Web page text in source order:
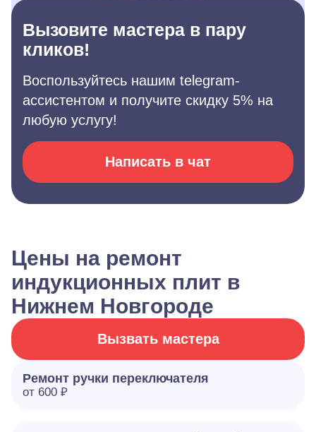
Вызовите мастера в пару
кликов!
Воспользуйтесь нашим telegram-
ассистентом и получите скидку 5% на
любую услугу!
Написать в чат
Цены на ремонт
индукционных плит в
Нижнем Новгороде
Вызвать мастера
Ремонт ручки переключателя
от 600 ₽